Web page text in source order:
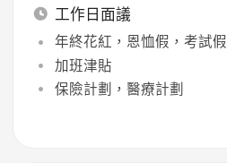
工作日面議
年終花紅，恩恤假，考試假
加班津貼
保險計劃，醫療計劃